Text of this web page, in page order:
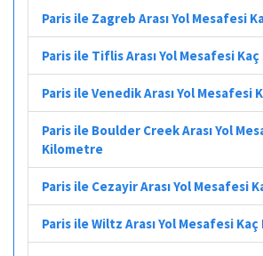
Paris ile Zagreb Arası Yol Mesafesi
Paris ile Tiflis Arası Yol Mesafesi
Paris ile Venedik Arası Yol Mesafesi
Paris ile Boulder Creek Arası Yol
Kilometre
Paris ile Cezayir Arası Yol Mesafesi
Paris ile Wiltz Arası Yol Mesafesi